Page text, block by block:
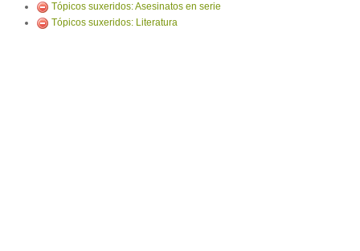
Tópicos suxeridos: Asesinatos en serie
Tópicos suxeridos: Literatura